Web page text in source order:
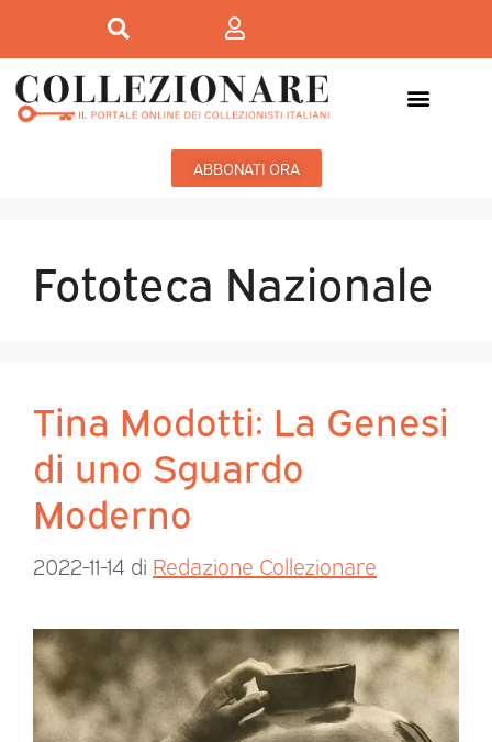
ABBONATI ORA
Fototeca Nazionale
Tina Modotti: La Genesi
di uno Sguardo
Moderno
2022-11-14 di Redazione Collezionare